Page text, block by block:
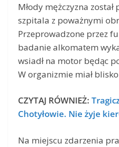
Młody mężczyzna
szpitala z poważnymi
Przeprowadzone przez
badanie alkomatem
wsiadł na motor będąc
W organizmie miał
CZYTAJ RÓWNIEŻ:
Chotyłowie. Nie żyje
Na miejscu zdarzenia